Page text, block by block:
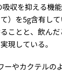
収を抑える機
）を5g含有し
ことと、飲ん
現している。
やカクテルの